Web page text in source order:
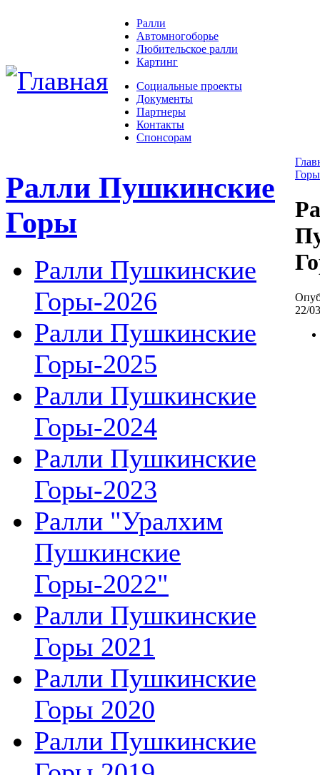
Ралли
Автомногоборье
Любительское ралли
Картинг
Социальные проекты
Документы
Партнеры
Контакты
Спонсорам
Ралли Пушкинские
Горы
Ралли Пушкинские
Горы-2026
Ралли Пушкинские
Горы-2025
Ралли Пушкинские
Горы-2024
Ралли Пушкинские
Горы-2023
Ралли "Уралхим
Пушкинские
Горы-2022"
Ралли Пушкинские
Горы 2021
Ралли Пушкинские
Горы 2020
Ралли Пушкинские
Горы
22/